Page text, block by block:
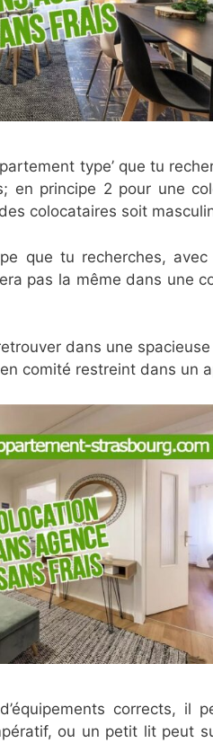
type’ que tu
en principe 2 pour une
colocataires soit
que tu recherches,
pas la même dans une
dans une
comité restreint dans
corrects,
ou un petit lit peut